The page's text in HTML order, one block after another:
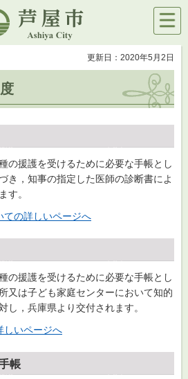
メニ
ュー
更新日：2020年5月2日
の援護を受けるために必要な手帳とし
き，知事の指定した医師の診断書によ
す。
ての詳しいページへ
の援護を受けるために必要な手帳とし
又は子ども家庭センターにおいて知的
し，兵庫県より交付されます。
しいページへ
帳